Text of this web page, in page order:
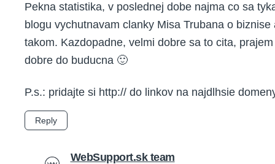
Pekna statistika, v poslednej dobe najma co sa
blogu vychutnavam clanky Misa Trubana o biznise
takom. Kazdopadne, velmi dobre sa to cita,
dobre do buducna 🙂
P.s.: pridajte si http:// do linkov na najdlhsie
Reply
WebSupport.sk teamsays: